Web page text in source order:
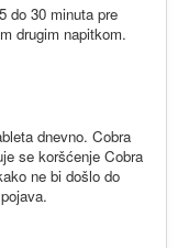
do 30 minuta pre
drugim napitkom.
dnevno. Cobra
se koršćenje Cobra
ne bi došlo do